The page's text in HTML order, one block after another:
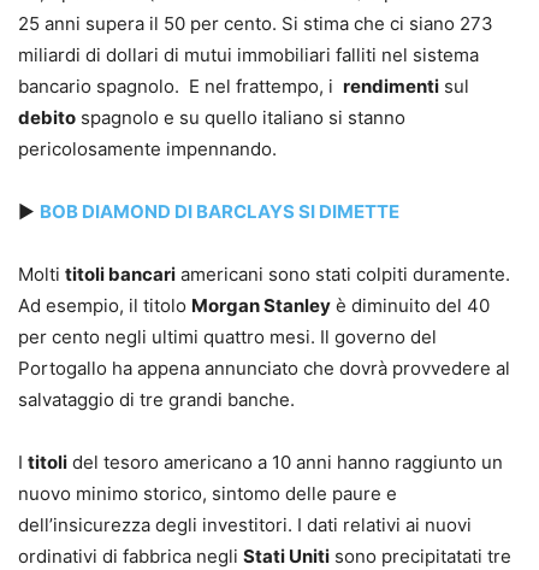
25 anni supera il 50 per cento. Si stima che ci siano 273
miliardi di dollari di mutui immobiliari falliti nel sistema
bancario spagnolo. E nel frattempo, i rendimenti sul
debito spagnolo e su quello italiano si stanno
pericolosamente impennando.
► BOB DIAMOND DI BARCLAYS SI DIMETTE
Molti titoli bancari americani sono stati colpiti duramente.
Ad esempio, il titolo Morgan Stanley è diminuito del 40
per cento negli ultimi quattro mesi. Il governo del
Portogallo ha appena annunciato che dovrà provvedere al
salvataggio di tre grandi banche.
I titoli del tesoro americano a 10 anni hanno raggiunto un
nuovo minimo storico, sintomo delle paure e
dell’insicurezza degli investitori. I dati relativi ai nuovi
ordinativi di fabbrica negli Stati Uniti sono precipitatati tre